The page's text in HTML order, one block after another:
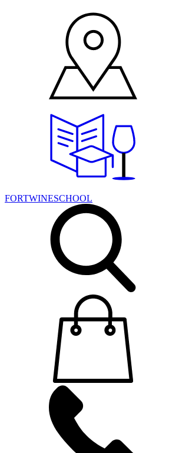
FORTWINESCHOOL